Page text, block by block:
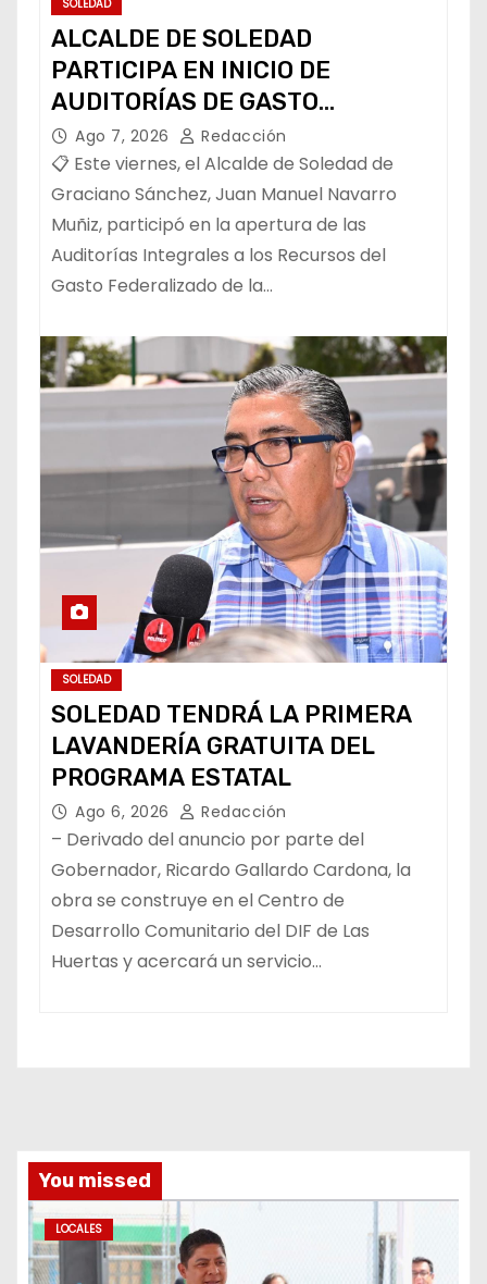
SOLEDAD
ALCALDE DE SOLEDAD
PARTICIPA EN INICIO DE
AUDITORÍAS DE GASTO
FEDERALIZADO 📝
Ago 7, 2026 Redacción
📋 Este viernes, el Alcalde de Soledad de
Graciano Sánchez, Juan Manuel Navarro
Muñiz, participó en la apertura de las
Auditorías Integrales a los Recursos del
Gasto Federalizado de la…
SOLEDAD
SOLEDAD TENDRÁ LA PRIMERA
LAVANDERÍA GRATUITA DEL
PROGRAMA ESTATAL
Ago 6, 2026 Redacción
– Derivado del anuncio por parte del
Gobernador, Ricardo Gallardo Cardona, la
obra se construye en el Centro de
Desarrollo Comunitario del DIF de Las
Huertas y acercará un servicio…
You missed
LOCALES